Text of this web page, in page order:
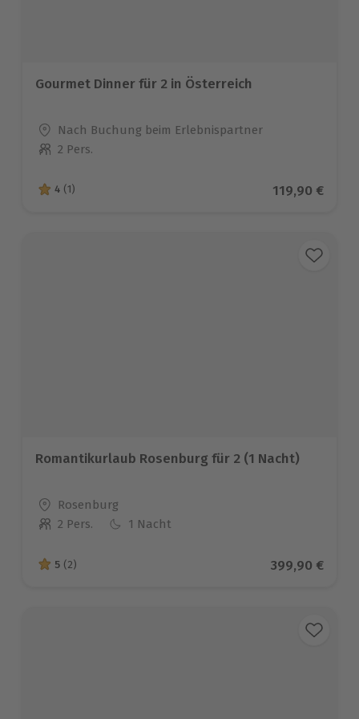
Gourmet Dinner für 2 in Österreich
Standort
Nach Buchung beim Erlebnispartner
Anzahl der Teilnehmer
2 Pers.
4 von 5 Sternen basierend auf 1 Bewertungen
4 (1) Aktueller
119,90 €
Romantikurlaub Rosenburg für 2 (1 Nacht)
Standort
Rosenburg
Anzahl der Teilnehmer
2 Pers. 1 Nacht
5 von 5 Sternen basierend auf 2 Bewertungen
5 (2) Aktueller
399,90 €